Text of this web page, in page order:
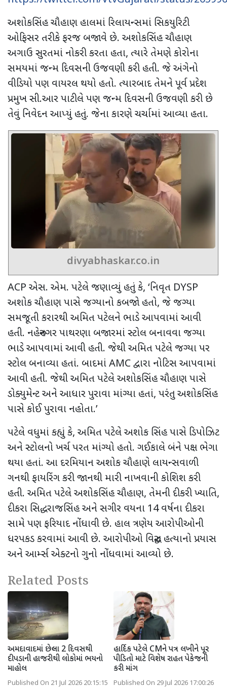
અશોકસિંહ ચૌહાણ હાલમાં રિલાયન્સમાં સિકયુરિટી
ઓફિસર તરીકે ફરજ બજાવે છે. અશોકસિંહ ચૌહાણ
અગાઉ સુરતમાં નોકરી કરતા હતા, ત્યારે તેમણે કોરોના
સમયમાં જન્મ દિવસની ઉજવણી કરી હતી. જે અંગેનો
વીડિયો પણ વાયરલ થયો હતો. ત્યારબાદ તેમને પૂર્વ પ્રદેશ
પ્રમુખ સી.આર પાટીલે પણ જન્મ દિવસની ઉજવણી કરી છે
તેવું નિવેદન આપ્યું હતું. જેના કારણે ચર્ચામાં આવ્યા હતા.
divyabhaskar.co.in
ACP એસ. એમ. પટેલે જણાવ્યું હતું કે, ‘નિવૃત DYSP
અશોક ચૌહાણ પાસે જગ્યાનો કબજો હતો, જે જગ્યા
સમજૂતી કરારથી અમિત પટેલને ભાડે આપવામાં આવી
હતી. નહેરુનગર પાથરણા બજારમાં સ્ટોલ બનાવવા જગ્યા
ભાડે આપવામાં આવી હતી. જેથી અમિત પટેલે જગ્યા પર
સ્ટોલ બનાવ્યા હતાં. બાદમાંAMCદ્વારા નોટિસ આપવામાં
આવી હતી. જેથી અમિત પટેલે અશોકસિંહ ચૌહાણ પાસે
ડોક્યુમેન્ટ અને આધાર પુરાવા માંગ્યા હતાં, પરંતુ અશોકસિંહ
પાસે કોઈ પુરાવા નહોતા.’
પટેલે વધુમાં કહ્યું કે, અમિત પટેલે અશોક સિંહ પાસે ડિપોઝિટ
અને સ્ટોલનો ખર્ચ પરત માંગ્યો હતો. ગઈકાલે બંને પક્ષ ભેગા
થયા હતાં. આ દરમિયાન અશોક ચૌહાણે લાયન્સવાળી
ગનથી ફાયરિંગ કરી જાનથી મારી નાખવાની કોશિશ કરી
હતી. અમિત પટેલે અશોકસિંહ ચૌહાણ, તેમની દીકરી ખ્યાતિ,
દીકરા સિદ્ધરાજસિંહ અને સગીર વયના 14વર્ષના દીકરા
સામે પણ ફરિયાદ નોંધાવી છે. હાલ ત્રણેય આરોપીઓની
ધરપકડ કરવામાં આવી છે. આરોપીઓ વિરુદ્ધ હત્યાનો પ્રયાસ
અને આર્મ્સ એક્ટનો ગુનો નોંધવામાં આવ્યો છે.
Related Posts
અમદાવાદમાં છેલ્લા 2 દિવસથી
દીપડાની હાજરીથી લોકોમાં ભયનો
માહોલ
Published On 21 Jul 2026 20:15:15
હાર્દિક પટેલે CMને પત્ર લખીને પૂર
પીડિતો માટે વિશેષ રાહત પેકેજની
કરી માંગ
Published On 29 Jul 2026 17:00:26